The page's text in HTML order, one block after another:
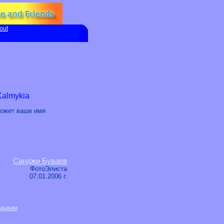
ваше имя
Санджи Буваев
ФотоЭлиста
07.01.2006 г.